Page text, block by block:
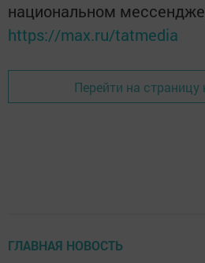
национальном
https://max.ru/tatmedia
Перейти на страницу
ГЛАВНАЯ НОВОСТЬ